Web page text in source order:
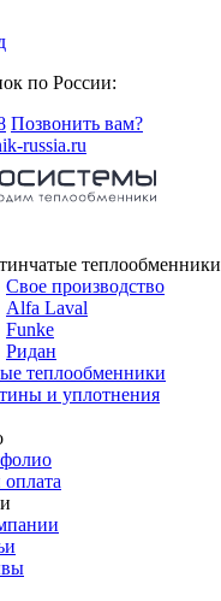
по России:
Позвонить вам?
russia.ru
теплообменники
Свое производство
Alfa Laval
Funke
Ридан
теплообменники
и уплотнения